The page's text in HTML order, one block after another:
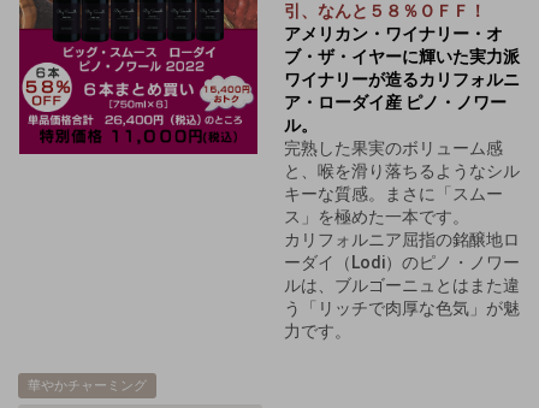
引、なんと５８％ＯＦＦ！
アメリカン・ワイナリー・オ
ブ・ザ・イヤーに輝いた実力派
ワイナリーが造るカリフォルニ
ア・ローダイ産 ピノ・ノワー
ル。
完熟した果実のボリューム感
と、喉を滑り落ちるようなシル
キーな質感。まさに「スムー
ス」を極めた一本です。
カリフォルニア屈指の銘醸地ロ
ーダイ（Lodi）のピノ・ノワー
ルは、ブルゴーニュとはまた違
う「リッチで肉厚な色気」が魅
力です。
華やかチャーミング